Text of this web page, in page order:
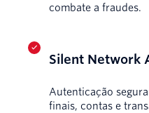
combate a fraudes.
Silent Network
Autenticação
finais, contas e